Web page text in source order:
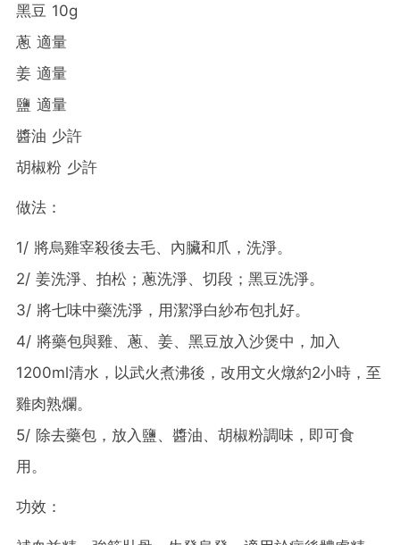
黑豆 10g
蔥 適量
姜 適量
鹽 適量
醬油 少許
胡椒粉 少許
做法：
1/ 將烏雞宰殺後去毛、內臟和爪，洗淨。
2/ 姜洗淨、拍松；蔥洗淨、切段；黑豆洗淨。
3/ 將七味中藥洗淨，用潔淨白紗布包扎好。
4/ 將藥包與雞、蔥、姜、黑豆放入沙煲中，加入
1200ml清水，以武火煮沸後，改用文火燉約2小時，至
雞肉熟爛。
5/ 除去藥包，放入鹽、醬油、胡椒粉調味，即可食
用。
功效：